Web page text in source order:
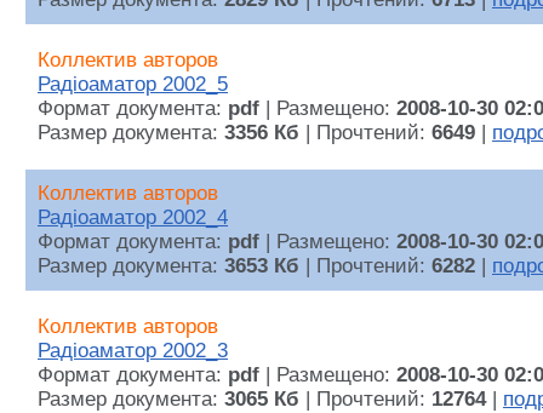
Коллектив авторов
Радiоаматор 2002_5
Формат документа: pdf | Размещено: 2008-10-30
Размер документа: 3356 Кб | Прочтений: 6649
Коллектив авторов
Радiоаматор 2002_4
Формат документа: pdf | Размещено: 2008-10-30
Размер документа: 3653 Кб | Прочтений: 6282
Коллектив авторов
Радiоаматор 2002_3
Формат документа: pdf | Размещено: 2008-10-30
Размер документа: 3065 Кб | Прочтений: 12764|